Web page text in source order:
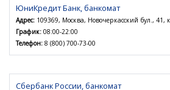
ЮниКредит Банк, банкомат
Адрес: 109369, Москва, Новочеркасский бул., 41,
График: 08:00-22:00
Телефон: 8 (800) 700-73-00
Сбербанк России, банкомат